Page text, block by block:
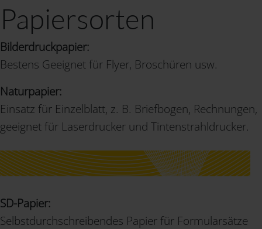
Papiersorten
Bilderdruckpapier:
Bestens Geeignet für Flyer, Broschüren usw.
Naturpapier:
Einsatz für Einzelblatt, z. B. Briefbogen, Rechnungen,
geeignet für Laserdrucker und Tintenstrahldrucker.
SD-Papier:
Selbstdurchschreibendes Papier für Formularsätze